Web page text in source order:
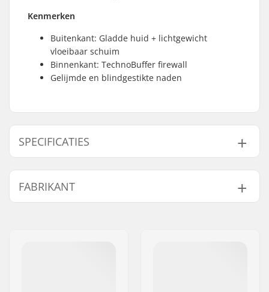
Kenmerken
Buitenkant: Gladde huid + lichtgewicht
vloeibaar schuim
Binnenkant: TechnoBuffer firewall
Gelijmde en blindgestikte naden
SPECIFICATIES
Dikte:
3mm
Activity:
FABRIKANT